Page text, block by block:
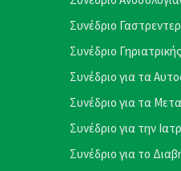
Συνέδριο
Συνέδριο Γηριατρικής
Συνέδριο για τα
Συνέδριο για τα
Συνέδριο για την
Συνέδριο για το